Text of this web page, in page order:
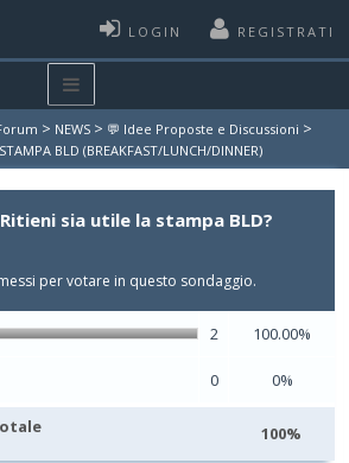
LOGIN REGISTRATI
> NEWS > 💬 Idee Proposte e Discussioni >
BLD (BREAKFAST/LUNCH/DINNER)
sia utile la stampa BLD?
per votare in questo sondaggio.
2 100.00%
0 0%
100%